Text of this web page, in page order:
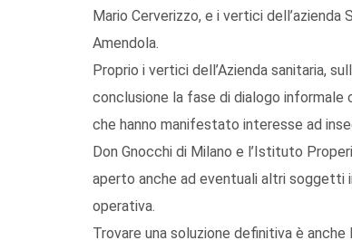
Mario Cerverizzo, e i vertici
Amendola.
Proprio i vertici dell’Azienda sanitaria,
conclusione la fase di dialogo
che hanno manifestato interesse ad
Don Gnocchi di Milano e l’Istituto
aperto anche ad eventuali altri soggetti
operativa.
Trovare una soluzione definitiva è